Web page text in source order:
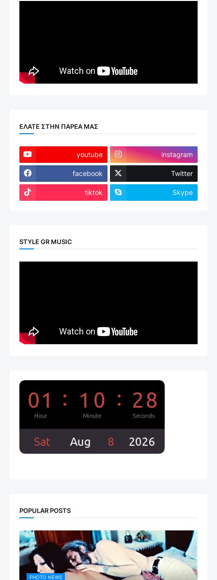
ΕΛΑΤΕ ΣΤΗΝ ΠΑΡΕΑ ΜΑΣ
youtube instagram
facebook Twitter
tiktok Skype
STYLE GR MUSIC
POPULAR POSTS
PHOTO NEWS